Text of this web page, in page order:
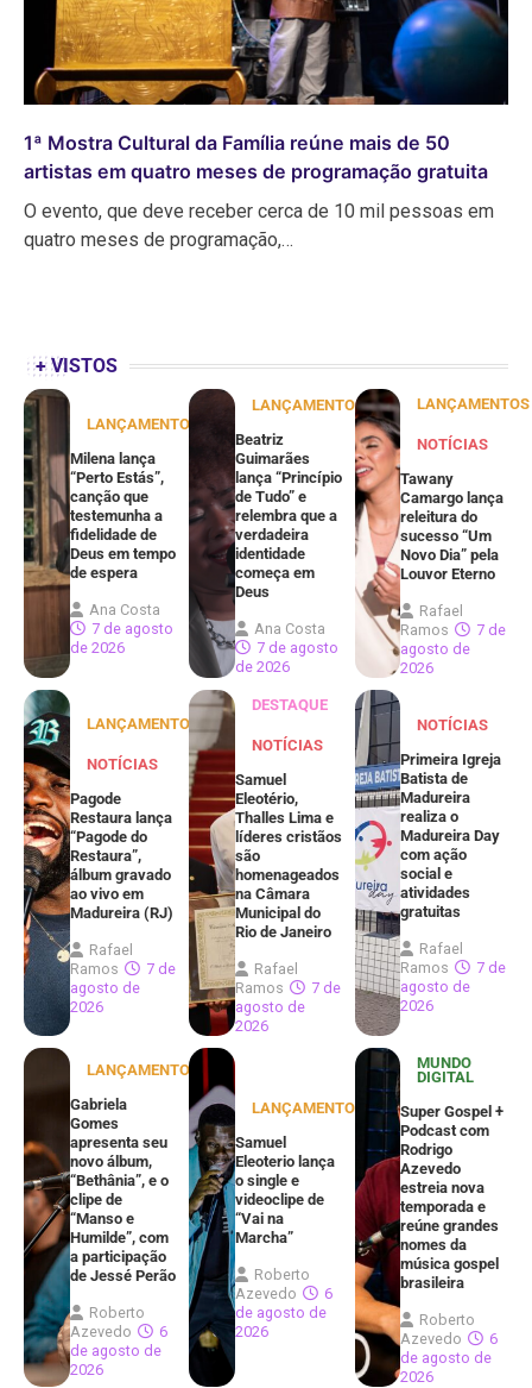
1ª Mostra Cultural da Família reúne mais de 50
artistas em quatro meses de programação gratuita
O evento, que deve receber cerca de 10 mil pessoas em
quatro meses de programação,…
+ VISTOS
LANÇAMENTOS
Milena lança
“Perto Estás”,
canção que
testemunha a
fidelidade de
Deus em tempo
de espera
Ana Costa
7 de agosto
de 2026
LANÇAMENTOS
Beatriz
Guimarães
lança “Princípio
de Tudo” e
relembra que a
verdadeira
identidade
começa em
Deus
Ana Costa
7 de agosto
de 2026
LANÇAMENTOS
NOTÍCIAS
Tawany
Camargo lança
releitura do
sucesso “Um
Novo Dia” pela
Louvor Eterno
Rafael
Ramos
7 de
agosto de
2026
LANÇAMENTOS
NOTÍCIAS
Pagode
Restaura lança
“Pagode do
Restaura”,
álbum gravado
ao vivo em
Madureira (RJ)
Rafael
Ramos
7 de
agosto de
2026
DESTAQUE
NOTÍCIAS
Samuel
Eleotério,
Thalles Lima e
líderes cristãos
são
homenageados
na Câmara
Municipal do
Rio de Janeiro
Rafael
Ramos
7 de
agosto de
2026
NOTÍCIAS
Primeira Igreja
Batista de
Madureira
realiza o
Madureira Day
com ação
social e
atividades
gratuitas
Rafael
Ramos
7 de
agosto de
2026
LANÇAMENTOS
Gabriela
Gomes
apresenta seu
novo álbum,
“Bethânia”, e o
clipe de
“Manso e
Humilde”, com
a participação
de Jessé Perão
Roberto
Azevedo
6
de agosto de
2026
LANÇAMENTOS
Samuel
Eleoterio lança
o single e
videoclipe de
“Vai na
Marcha”
Roberto
Azevedo
6
de agosto de
2026
MUNDO
DIGITAL
Super Gospel +
Podcast com
Rodrigo
Azevedo
estreia nova
temporada e
reúne grandes
nomes da
música gospel
brasileira
Roberto
Azevedo
6
de agosto de
2026